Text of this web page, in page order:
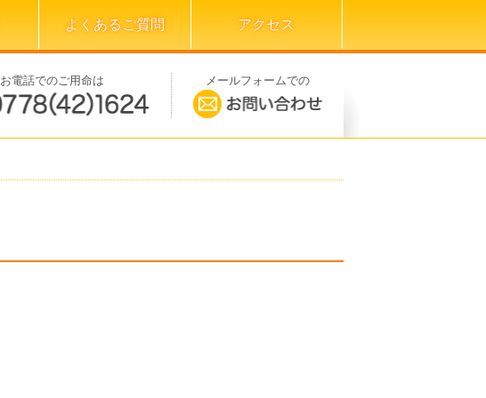
お電話でのご用命は メールフォームでの
よくあるご質問 アクセス